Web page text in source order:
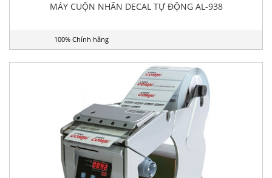
MÁY CUỘN NHÃN DECAL TỰ ĐỘNG AL-938
100% Chính hãng